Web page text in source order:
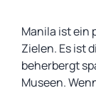
Manila ist ein
Zielen. Es ist
beherbergt
Museen.